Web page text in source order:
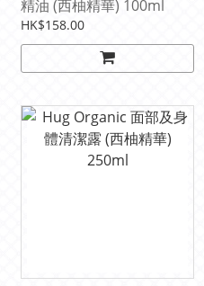
精油 (西柚精華) 100ml
HK$158.00